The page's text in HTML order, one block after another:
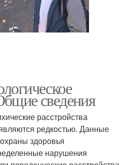
сведения
расстройства
редкостью. Данные
здоровья
нарушения